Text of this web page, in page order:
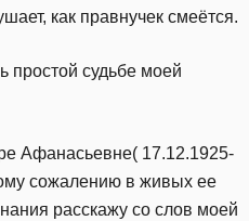
как правнучек смеётся.
простой судьбе моей
Афанасьевне( 17.12.1925-
сожалению в живых ее
расскажу со слов моей